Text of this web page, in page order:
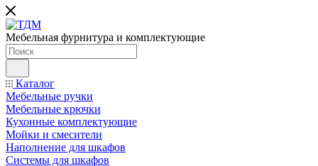
Мебельная фурнитура и комплектующие
Каталог
Мебельные ручки
Мебельные крючки
Кухонные комплектующие
Мойки и смесители
Наполнение для шкафов
Cистемы для шкафов